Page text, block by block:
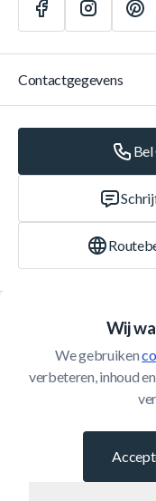
Wij
We gebruiken
verbeteren, inhoud
Klantenservice
Contactgegevens